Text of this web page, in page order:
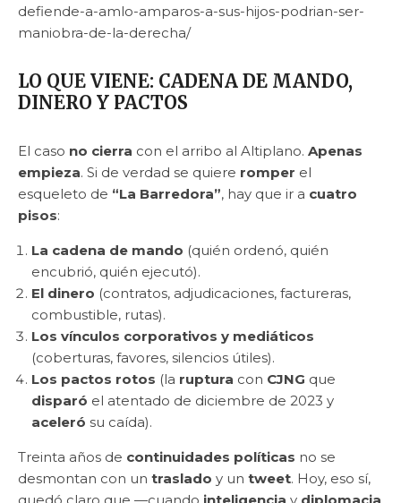
defiende-a-amlo-amparos-a-sus-hijos-podrian-ser-
maniobra-de-la-derecha/
LO QUE VIENE: CADENA DE MANDO,
DINERO Y PACTOS
El caso no cierra con el arribo al Altiplano. Apenas
empieza. Si de verdad se quiere romper el
esqueleto de “La Barredora”, hay que ir a cuatro
pisos:
La cadena de mando (quién ordenó, quién
encubrió, quién ejecutó).
El dinero (contratos, adjudicaciones, factureras,
combustible, rutas).
Los vínculos corporativos y mediáticos
(coberturas, favores, silencios útiles).
Los pactos rotos (la ruptura con CJNG que
disparó el atentado de diciembre de 2023 y
aceleró su caída).
Treinta años de continuidades políticas no se
desmontan con un traslado y un tweet. Hoy, eso sí,